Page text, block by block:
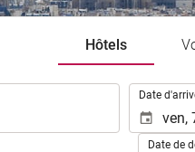
Hôtels
Date
Date de